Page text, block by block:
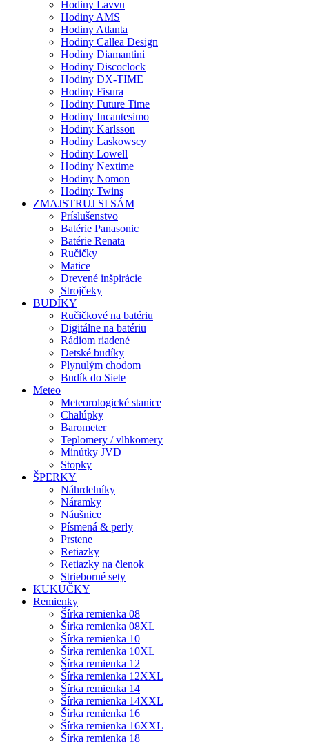
Hodiny Lavvu
Hodiny AMS
Hodiny Atlanta
Hodiny Callea Design
Hodiny Diamantini
Hodiny Discoclock
Hodiny DX-TIME
Hodiny Fisura
Hodiny Future Time
Hodiny Incantesimo
Hodiny Karlsson
Hodiny Laskowscy
Hodiny Lowell
Hodiny Nextime
Hodiny Nomon
Hodiny Twins
ZMAJSTRUJ SI SÁM
Príslušenstvo
Batérie Panasonic
Batérie Renata
Ručičky
Matice
Drevené inšpirácie
Strojčeky
BUDÍKY
Ručičkové na batériu
Digitálne na batériu
Rádiom riadené
Detské budíky
Plynulým chodom
Budík do Siete
Meteo
Meteorologické stanice
Chalúpky
Barometer
Teplomery / vlhkomery
Minútky JVD
Stopky
ŠPERKY
Náhrdelníky
Náramky
Náušnice
Písmená & perly
Prstene
Retiazky
Retiazky na členok
Strieborné sety
KUKUČKY
Remienky
Šírka remienka 08
Šírka remienka 08XL
Šírka remienka 10
Šírka remienka 10XL
Šírka remienka 12
Šírka remienka 12XXL
Šírka remienka 14
Šírka remienka 14XXL
Šírka remienka 16
Šírka remienka 16XXL
Šírka remienka 18